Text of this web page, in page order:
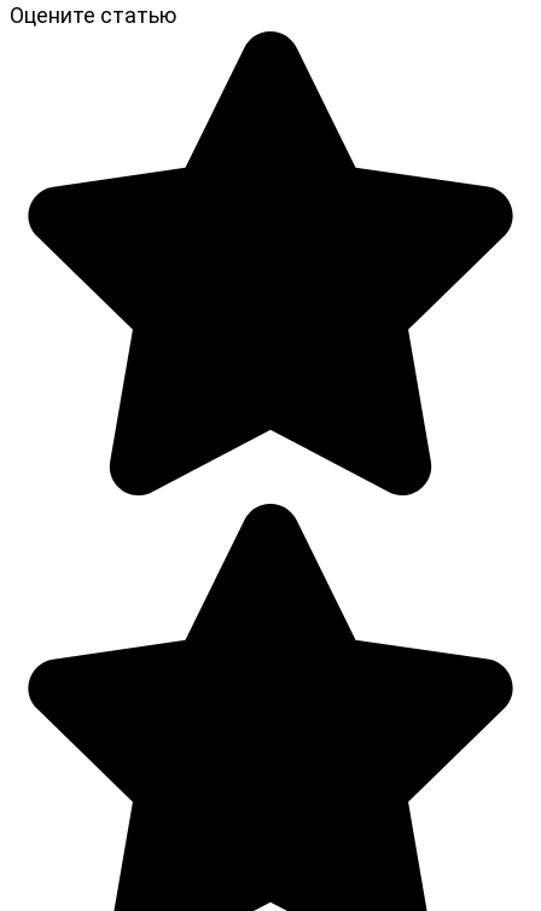
Оцените статью